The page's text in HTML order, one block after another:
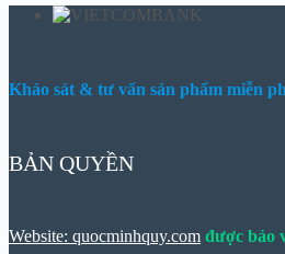
Khảo sát & tư vấn sản phẩm miễn
BẢN QUYỀN
Website: quocminhquy.com được bảo